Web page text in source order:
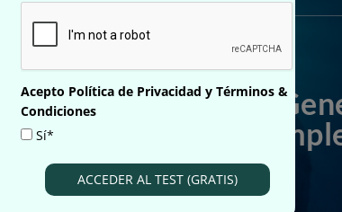
Acepto Política de Privacidad y Términos &
Condiciones
Sí*
ACCEDER AL TEST (GRATIS)